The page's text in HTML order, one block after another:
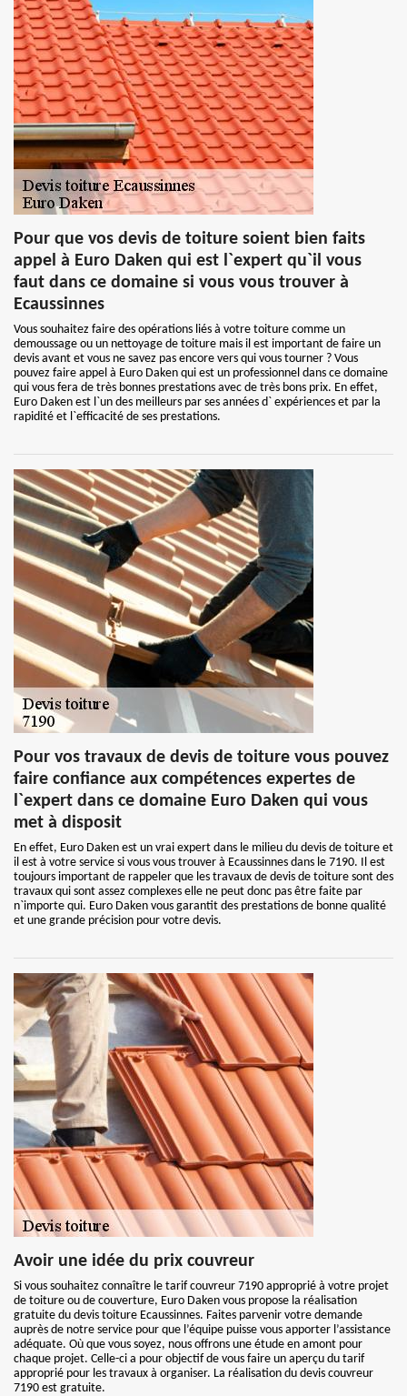
Pour que vos devis de toiture soient bien faits
appel à Euro Daken qui est l`expert qu`il vous
faut dans ce domaine si vous vous trouver à
Ecaussinnes
Vous souhaitez faire des opérations liés à votre toiture comme un
demoussage ou un nettoyage de toiture mais il est important de faire un
devis avant et vous ne savez pas encore vers qui vous tourner ? Vous
pouvez faire appel à Euro Daken qui est un professionnel dans ce domaine
qui vous fera de très bonnes prestations avec de très bons prix. En effet,
Euro Daken est l`un des meilleurs par ses années d` expériences et par la
rapidité et l`efficacité de ses prestations.
Pour vos travaux de devis de toiture vous pouvez
faire confiance aux compétences expertes de
l`expert dans ce domaine Euro Daken qui vous
met à disposit
En effet, Euro Daken est un vrai expert dans le milieu du devis de toiture et
il est à votre service si vous vous trouver à Ecaussinnes dans le 7190. Il est
toujours important de rappeler que les travaux de devis de toiture sont des
travaux qui sont assez complexes elle ne peut donc pas être faite par
n`importe qui. Euro Daken vous garantit des prestations de bonne qualité
et une grande précision pour votre devis.
Avoir une idée du prix couvreur
Si vous souhaitez connaître le tarif couvreur 7190 approprié à votre projet
de toiture ou de couverture, Euro Daken vous propose la réalisation
gratuite du devis toiture Ecaussinnes. Faites parvenir votre demande
auprès de notre service pour que l’équipe puisse vous apporter l’assistance
adéquate. Où que vous soyez, nous offrons une étude en amont pour
chaque projet. Celle-ci a pour objectif de vous faire un aperçu du tarif
approprié pour les travaux à organiser. La réalisation du devis couvreur
7190 est gratuite.